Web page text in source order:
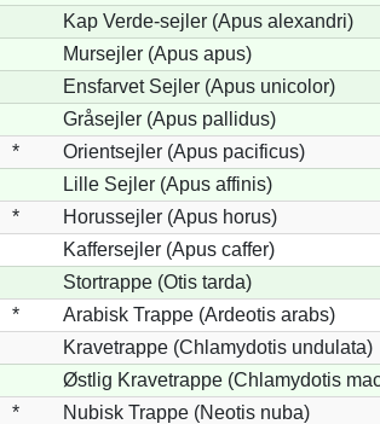
Kap Verde-sejler (Apus alexandri)
Mursejler (Apus apus)
Ensfarvet Sejler (Apus unicolor)
Gråsejler (Apus pallidus)
*
Orientsejler (Apus pacificus)
Lille Sejler (Apus affinis)
*
Horussejler (Apus horus)
Kaffersejler (Apus caffer)
Stortrappe (Otis tarda)
*
Arabisk Trappe (Ardeotis arabs)
Kravetrappe (Chlamydotis undulata)
Østlig Kravetrappe (Chlamydotis
*
Nubisk Trappe (Neotis nuba)